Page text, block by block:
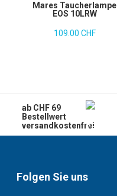
Mares Taucherlampe
EOS 10LRW
109.00 CHF
ab CHF 69
Bestellwert
versandkostenfrei
Folgen Sie uns